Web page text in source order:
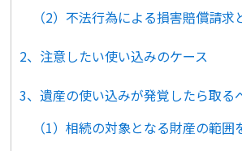
（2）不法行為による損害賠償請求
2、注意したい使い込みのケース
3、遺産の使い込みが発覚したら取る
（1）相続の対象となる財産の範囲